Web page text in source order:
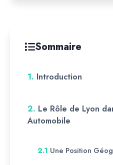
Sommaire
1. Introduction
2. Le Rôle de Lyon
Automobile
2.1 Une Position